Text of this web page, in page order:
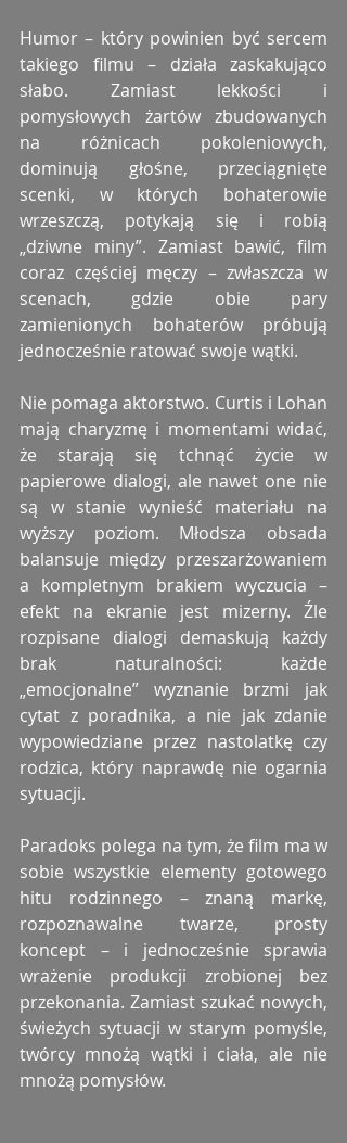
Humor – który powinien być sercem
takiego filmu – działa zaskakująco
słabo. Zamiast lekkości i
pomysłowych żartów zbudowanych
na różnicach pokoleniowych,
dominują głośne, przeciągnięte
scenki, w których bohaterowie
wrzeszczą, potykają się i robią
„dziwne miny”. Zamiast bawić, film
coraz częściej męczy – zwłaszcza w
scenach, gdzie obie pary
zamienionych bohaterów próbują
jednocześnie ratować swoje wątki.
Nie pomaga aktorstwo. Curtis i Lohan
mają charyzmę i momentami widać,
że starają się tchnąć życie w
papierowe dialogi, ale nawet one nie
są w stanie wynieść materiału na
wyższy poziom. Młodsza obsada
balansuje między przeszarżowaniem
a kompletnym brakiem wyczucia –
efekt na ekranie jest mizerny. Źle
rozpisane dialogi demaskują każdy
brak naturalności: każde
„emocjonalne” wyznanie brzmi jak
cytat z poradnika, a nie jak zdanie
wypowiedziane przez nastolatkę czy
rodzica, który naprawdę nie ogarnia
sytuacji.
Paradoks polega na tym, że film ma w
sobie wszystkie elementy gotowego
hitu rodzinnego – znaną markę,
rozpoznawalne twarze, prosty
koncept – i jednocześnie sprawia
wrażenie produkcji zrobionej bez
przekonania. Zamiast szukać nowych,
świeżych sytuacji w starym pomyśle,
twórcy mnożą wątki i ciała, ale nie
mnożą pomysłów.